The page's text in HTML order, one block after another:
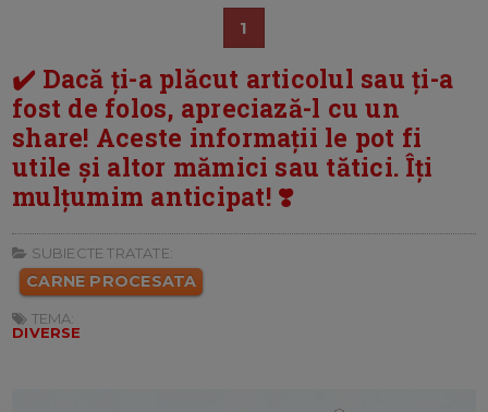
1
✔️ Dacă ți-a plăcut articolul sau ți-a
fost de folos, apreciază-l cu un
share! Aceste informații le pot fi
utile și altor mămici sau tătici. Îți
mulțumim anticipat! ❣️
SUBIECTE TRATATE:
CARNE PROCESATA
TEMA:
DIVERSE